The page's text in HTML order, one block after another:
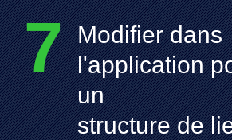
7 Modifier dans
l'application
un
structure de